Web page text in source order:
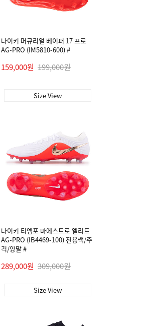
나이키 머큐리얼 베이퍼 17 프로
AG-PRO (IM5810-600) #
159,000원 199,000원
Size View
나이키 티엠포 마에스트로 엘리트
AG-PRO (IB4469-100) 전용쌕/주
걱/양말 #
289,000원 309,000원
Size View